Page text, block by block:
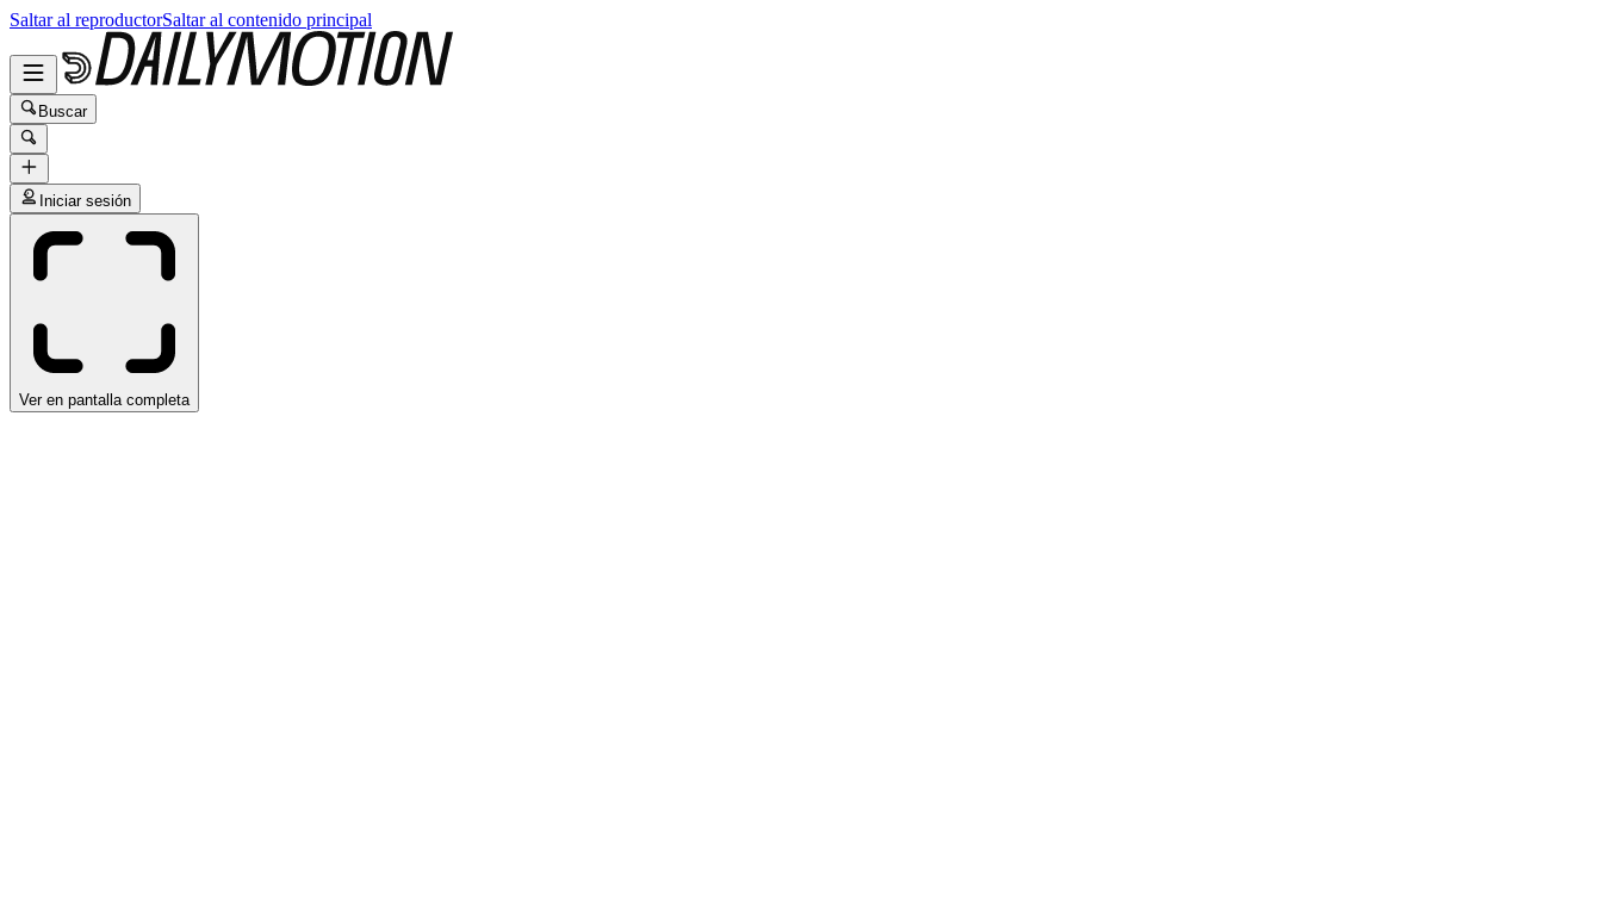
Saltar al reproductorSaltar al contenido principal
Buscar
Iniciar sesión
Ver en pantalla completa